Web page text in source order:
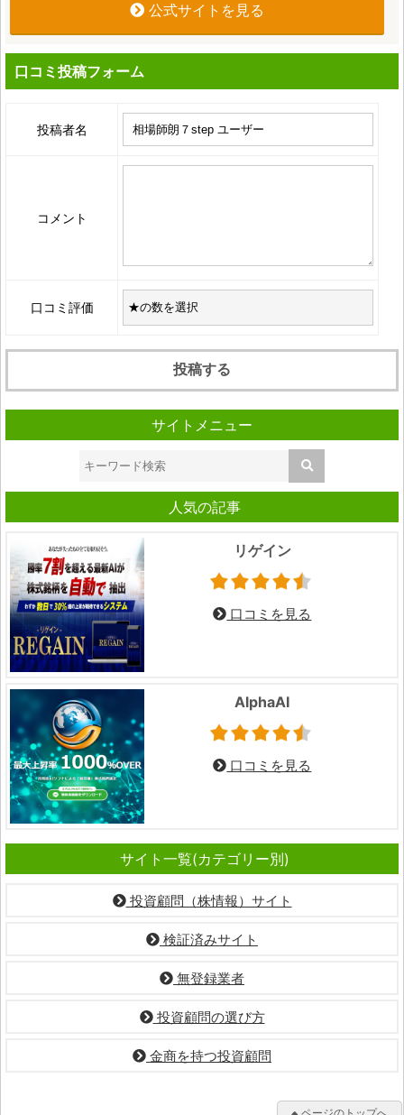
公式サイトを見る
口コミ投稿フォーム
投稿者名
コメント
口コミ評価
サイトメニュー
人気の記事
リゲイン
口コミを見る
AlphaAI
口コミを見る
サイト一覧(カテゴリー別)
投資顧問（株情報）サイト
検証済みサイト
無登録業者
投資顧問の選び方
金商を持つ投資顧問